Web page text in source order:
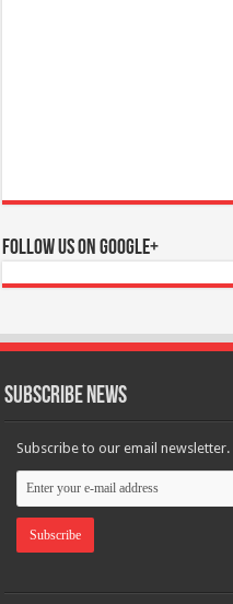
Follow us on Google+
Subscribe News
Subscribe to our email newsletter.